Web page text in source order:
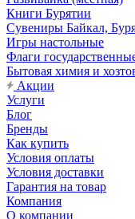
Книги Бурятии
Сувениры Байкал,
Игры настольные
Флаги
Бытовая химия и
Акции
Услуги
Блог
Бренды
Как купить
Условия оплаты
Условия доставки
Гарантия на товар
Компания
О компании